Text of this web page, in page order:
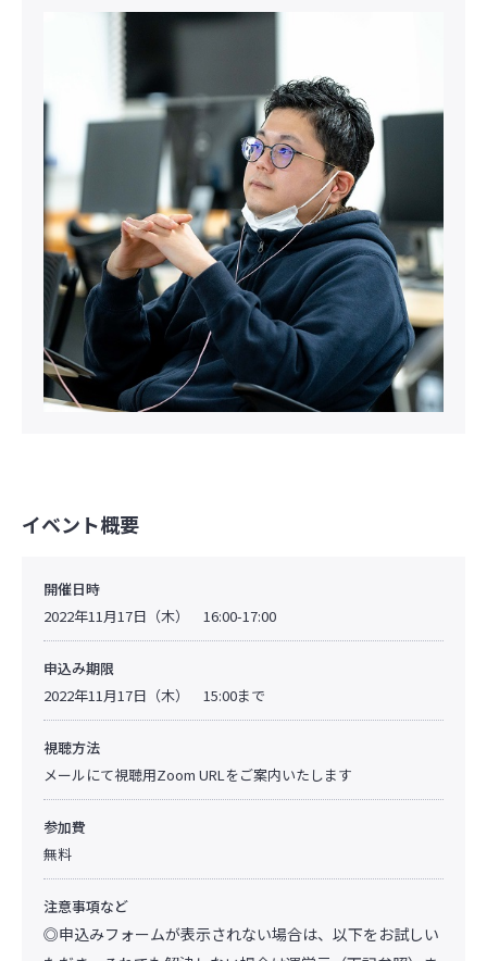
イベント概要
開催日時
2022年11月17日（木） 16:00-17:00
申込み期限
2022年11月17日（木） 15:00まで
視聴方法
メールにて視聴用Zoom URLをご案内いたします
参加費
無料
注意事項など
◎申込みフォームが表示されない場合は、以下をお試しい